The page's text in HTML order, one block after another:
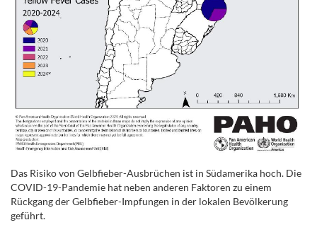
Das Risiko von Gelbfieber-Ausbrüchen ist in Südamerika hoch. Die
COVID-19-Pandemie hat neben anderen Faktoren zu einem
Rückgang der Gelbfieber-Impfungen in der lokalen Bevölkerung
geführt.